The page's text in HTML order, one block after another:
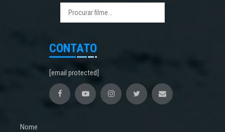
CONTATO
[email protected]
Nome